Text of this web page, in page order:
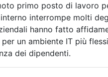
primo posto di lavoro
interrompe molti
hanno fatto
un ambiente IT più
dei dipendenti.